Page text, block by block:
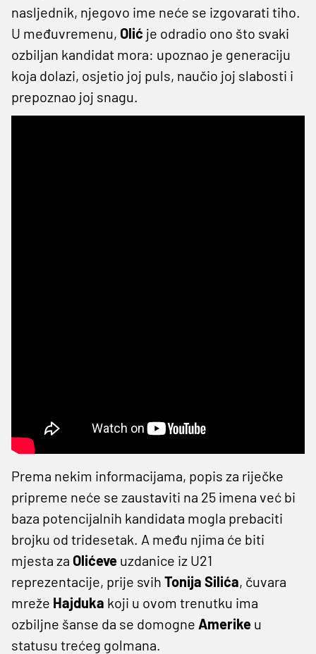
nasljednik, njegovo ime neće se izgovarati tiho.
U međuvremenu, Olić je odradio ono što svaki
ozbiljan kandidat mora: upoznao je generaciju
koja dolazi, osjetio joj puls, naučio joj slabosti i
prepoznao joj snagu.
Prema nekim informacijama, popis za riječke
pripreme neće se zaustaviti na 25 imena već bi
baza potencijalnih kandidata mogla prebaciti
brojku od tridesetak. A među njima će biti
mjesta za Olićeve uzdanice iz U21
reprezentacije, prije svih Tonija Silića, čuvara
mreže Hajduka koji u ovom trenutku ima
ozbiljne šanse da se domogne Amerike u
statusu trećeg golmana.